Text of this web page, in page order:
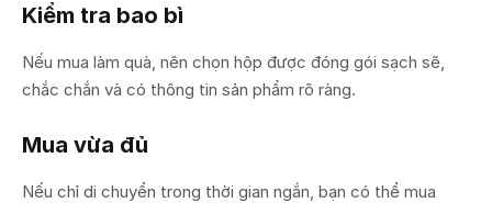
Kiểm tra bao bì
Nếu mua làm quà, nên chọn hộp được đóng gói sạch sẽ,
chắc chắn và có thông tin sản phẩm rõ ràng.
Mua vừa đủ
Nếu chỉ di chuyển trong thời gian ngắn, bạn có thể mua